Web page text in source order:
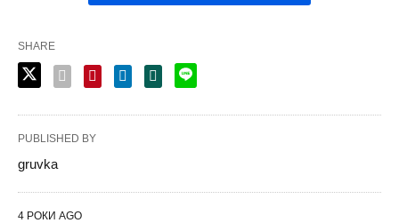
SHARE
PUBLISHED BY
gruvka
4 РОКИ AGO